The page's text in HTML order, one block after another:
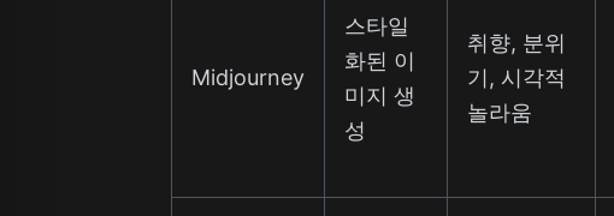
Midjourney
스타일
화된 이
미지 생
성
취향, 분위
기, 시각적
놀라움